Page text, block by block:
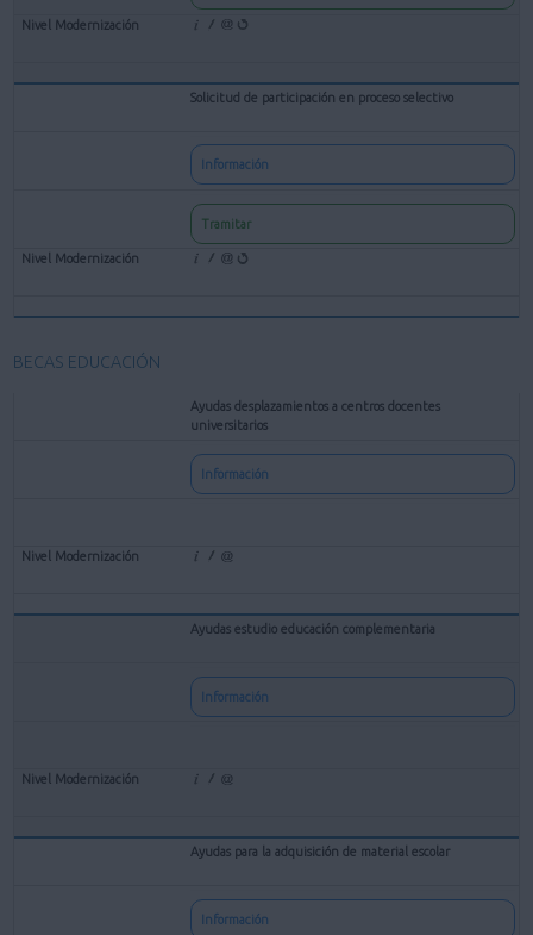
Solicitud de participación en proceso selectivo
Información
Tramitar
BECAS EDUCACIÓN
Ayudas desplazamientos a centros docentes
universitarios
Información
Ayudas estudio educación complementaria
Información
Ayudas para la adquisición de material escolar
Información